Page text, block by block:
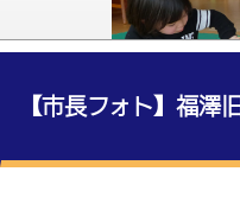
X
総合メニュー
【市長フォト】福澤